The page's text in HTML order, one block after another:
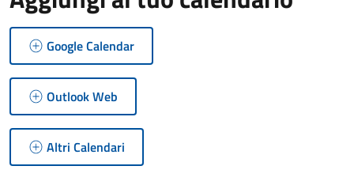
Google Calendar
Outlook Web
Altri Calendari